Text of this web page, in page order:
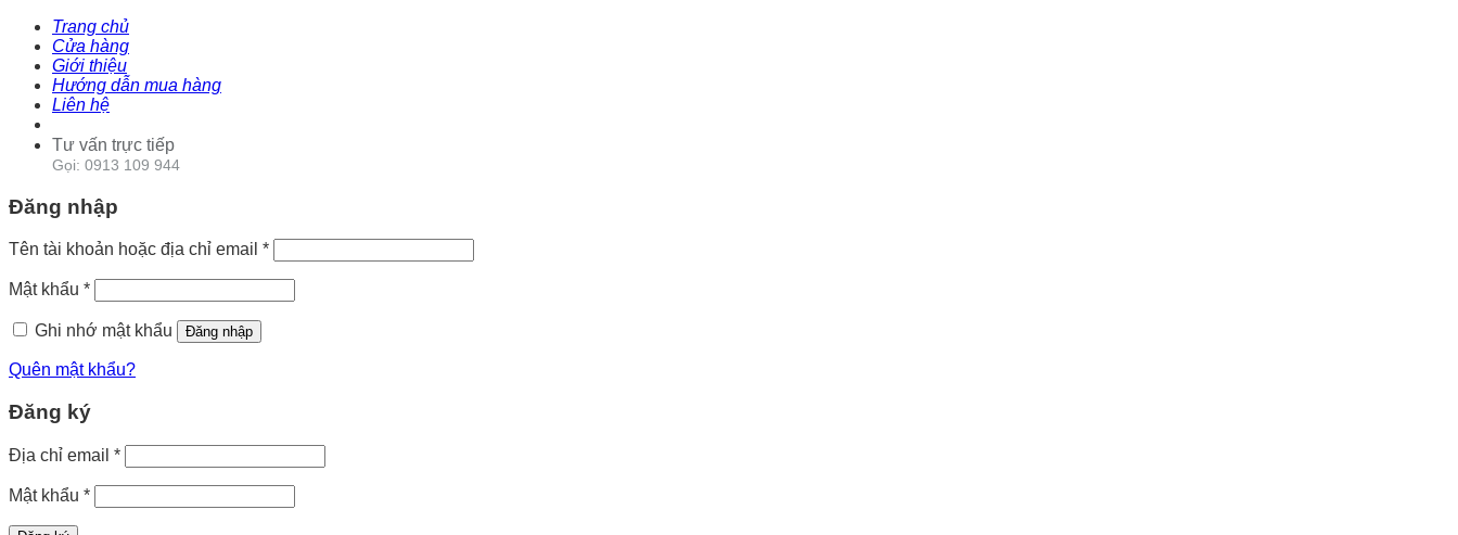
Trang chủ
Cửa hàng
Giới thiệu
Hướng dẫn mua hàng
Liên hệ
Tư vấn trực tiếp
Gọi: 0913 109 944
Đăng nhập
Tên tài khoản hoặc địa chỉ email *
Mật khẩu *
Ghi nhớ mật khẩu Đăng nhập
Quên mật khẩu?
Đăng ký
Địa chỉ email *
Mật khẩu *